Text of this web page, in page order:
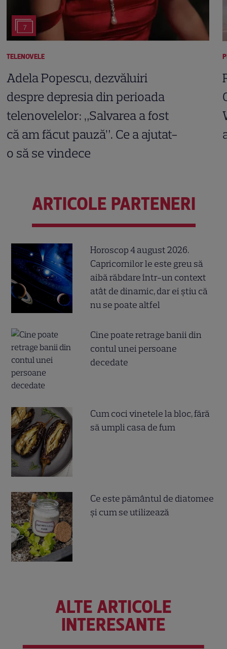
7
TELENOVELE
Adela Popescu, dezvăluiri
despre depresia din perioada
telenovelelor: „Salvarea a fost
că am făcut pauză”. Ce a ajutat-
o să se vindece
ARTICOLE PARTENERI
Horoscop 4 august 2026.
Capricornilor le este greu să
aibă răbdare într-un context
atât de dinamic, dar ei știu că
nu se poate altfel
Cine poate retrage banii din
contul unei persoane
decedate
Cum coci vinetele la bloc, fără
să umpli casa de fum
Ce este pământul de diatomee
și cum se utilizează
ALTE ARTICOLE
INTERESANTE